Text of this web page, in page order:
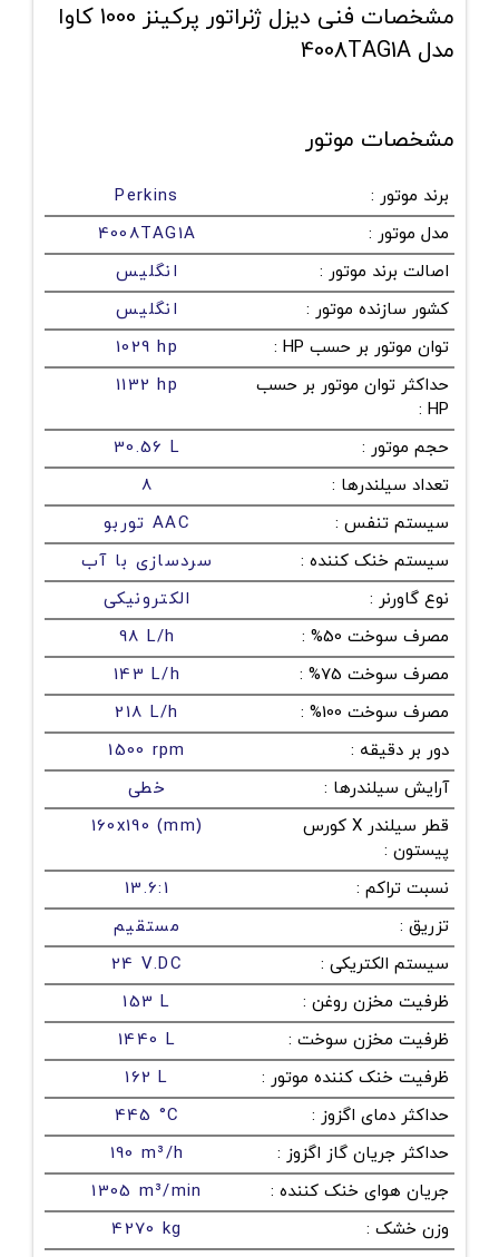
مشخصات فنی دیزل ژنراتور پرکینز 1000 کاوا
مدل 4008TAG1A
مشخصات موتور
برند موتور :
Perkins
مدل موتور :
4008TAG1A
اصالت برند موتور :
انگلیس
کشور سازنده موتور :
انگلیس
توان موتور بر حسب HP
:
1029 hp
حداکثر توان موتور بر حسب
HP
:
1132 hp
حجم موتور :
30.56 L
تعداد سیلندرها :
8
سیستم تنفس :
توربو AAC
سیستم خنک کننده :
سردسازی با آب
نوع گاورنر :
الکترونیکی
مصرف سوخت 50%
:
98 L/h
مصرف سوخت 75%
:
143 L/h
مصرف سوخت 100%
:
218 L/h
دور بر دقیقه :
1500 rpm
آرایش سیلندرها :
خطی
قطر سیلندر X کورس
پیستون :
160x190 (mm)
نسبت تراکم :
13.6:1
تزریق :
مستقیم
سیستم الکتریکی :
24 V.DC
ظرفیت مخزن روغن :
153 L
ظرفیت مخزن سوخت :
1440 L
ظرفیت خنک کننده موتور :
162 L
حداکثر دمای اگزوز :
445 °C
حداکثر جریان گاز اگزوز :
190 m³/h
جریان هوای خنک کننده :
1305 m³/min
وزن خشک :
4270 kg